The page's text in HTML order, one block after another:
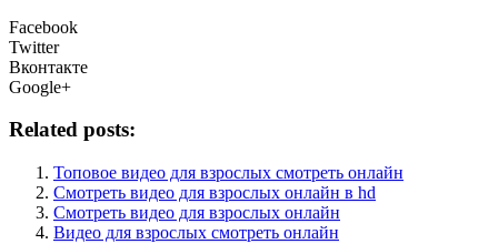
Facebook
Twitter
Вконтакте
Google+
Related posts:
Топовое видео для взрослых смотреть онлайн
Смотреть видео для взрослых онлайн в hd
Смотреть видео для взрослых онлайн
Видео для взрослых смотреть онлайн